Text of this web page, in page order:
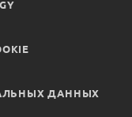
ДАННЫХ